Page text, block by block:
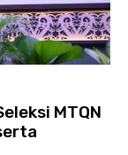
MTQN